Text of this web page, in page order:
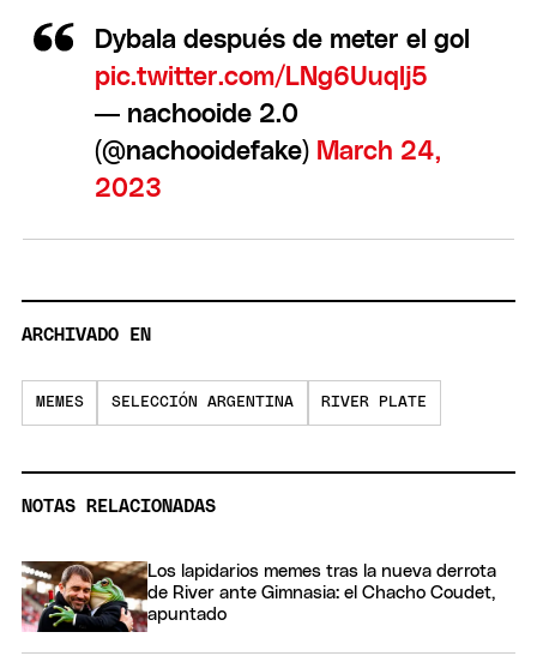
Dybala después de meter el gol
pic.twitter.com/LNg6Uuqlj5
— nachooide 2.0
(@nachooidefake) March 24,
2023
ARCHIVADO EN
MEMES SELECCIÓN ARGENTINA RIVER PLATE
NOTAS RELACIONADAS
Los lapidarios memes tras la nueva derrota
de River ante Gimnasia: el Chacho Coudet,
apuntado